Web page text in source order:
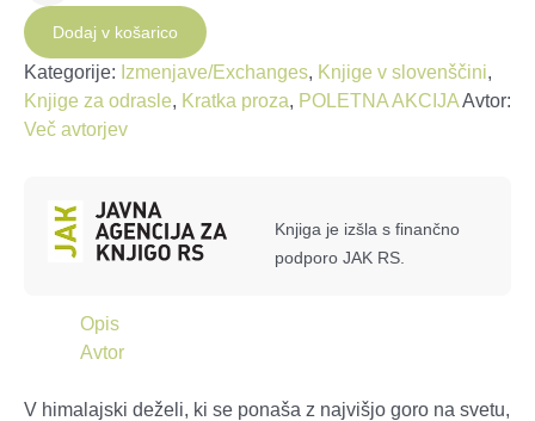
Nepala
količina
Dodaj v košarico
Kategorije: Izmenjave/Exchanges, Knjige v slovenščini,
Knjige za odrasle, Kratka proza, POLETNA AKCIJAAvtor:
Več avtorjev
Knjiga je izšla s finančno
podporo JAK RS.
Opis
Avtor
V himalajski deželi, ki se ponaša z najvišjo goro na svetu,